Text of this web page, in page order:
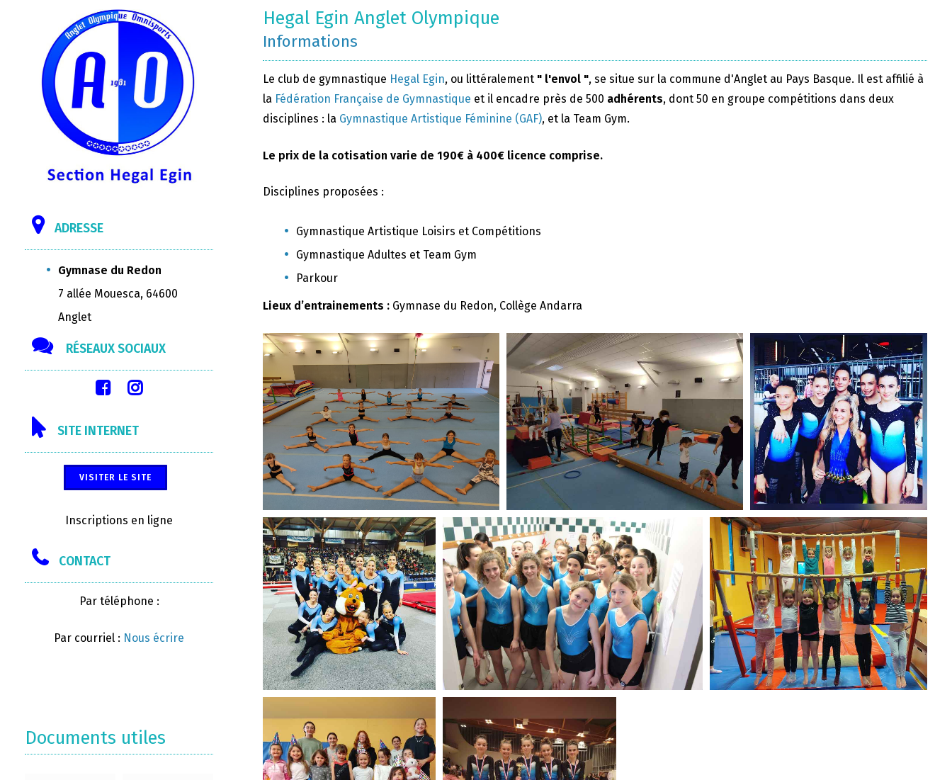
ADRESSE
Gymnase du Redon
7 allée Mouesca, 64600
Anglet
RÉSEAUX SOCIAUX
SITE INTERNET
VISITER LE SITE
Inscriptions en ligne
CONTACT
Par téléphone :
Par courriel : Nous écrire
Documents utiles
Hegal Egin Anglet Olympique
Informations
Le club de gymnastique Hegal Egin, ou littéralement " l'envol ", se situe sur la commune d'Anglet au Pays Basque. Il est affilié à
la Fédération Française de Gymnastique et il encadre près de 500 adhérents, dont 50 en groupe compétitions dans deux
disciplines : la Gymnastique Artistique Féminine (GAF), et la Team Gym.
Le prix de la cotisation varie de 190€ à 400€ licence comprise.
Disciplines proposées :
Gymnastique Artistique Loisirs et Compétitions
Gymnastique Adultes et Team Gym
Parkour
Lieux d’entrainements : Gymnase du Redon, Collège Andarra